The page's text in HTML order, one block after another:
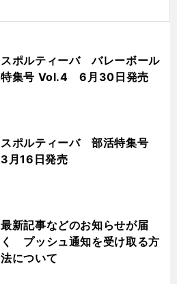
スポルティーバ バレーボール
特集号 Vol.4 6月30日発売
スポルティーバ 部活特集号
3月16日発売
最新記事などのお知らせが届
く プッシュ通知を受け取る方
法について